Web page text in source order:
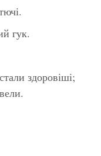
гук.
здоровіші;